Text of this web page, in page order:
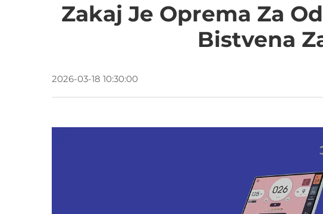
Zakaj Je Oprema Za
Bistvena
2026-03-18 10:30:00